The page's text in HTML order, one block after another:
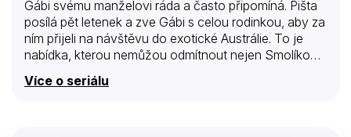
Gábi svému manželovi ráda a často připomíná. Pišta
posílá pět letenek a zve Gábi s celou rodinkou, aby za
ním přijeli na návštěvu do exotické Austrálie. To je
nabídka, kterou nemůžou odmítnout nejen Smolíkovi,
jednu letenku navíc, neváhá a hned se k nim přidává.
Více o seriálu